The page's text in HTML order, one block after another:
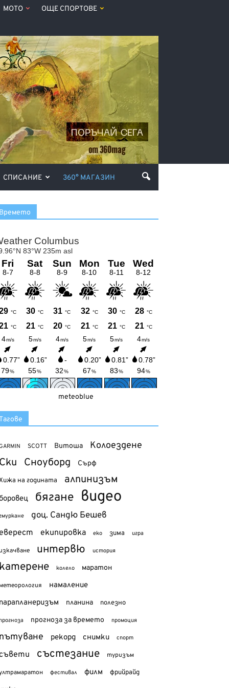
МОТО ОЩЕ СПОРТОВЕ
СПИСАНИЕ 360° МАГАЗИН
meteoblue
SCOTT Витоша Колоездене
Сноуборд Сърф
на годината алпинизъм
бягане видео
доц. Сандю Бешев
екипировка еко зима игра
интервю история
колело маратон
намаление
планина полезно
прогноза за времето промоция
рекорд снимки спорт
състезание туризъм
фестивал филм фрийрайд